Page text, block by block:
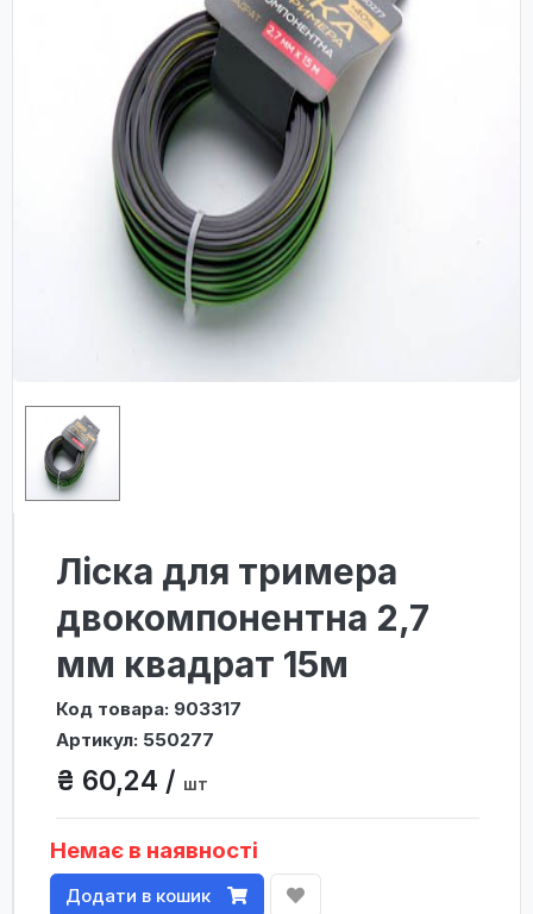
Ліска для тримера
двокомпонентна 2,7
мм квадрат 15м
Код товара: 903317
Артикул: 550277
₴ 60,24 / шт
Немає в наявності
Додати в кошик